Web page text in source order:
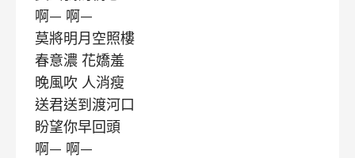
啊— 啊—
莫將明月空照樓
春意濃 花嬌羞
晚風吹 人消瘦
送君送到渡河口
盼望你早回頭
啊— 啊—